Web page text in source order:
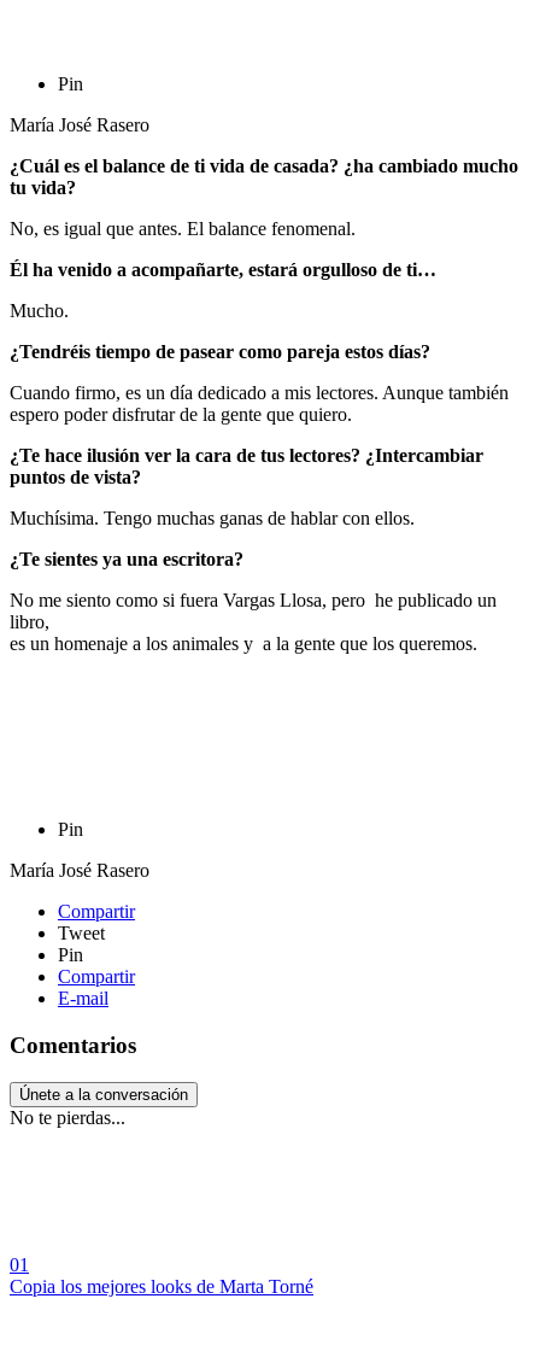
Pin
María José Rasero
¿Cuál es el balance de ti vida de casada? ¿ha cambiado mucho
tu vida?
No, es igual que antes. El balance fenomenal.
Él ha venido a acompañarte, estará orgulloso de ti…
Mucho.
¿Tendréis tiempo de pasear como pareja estos días?
Cuando firmo, es un día dedicado a mis lectores. Aunque también
espero poder disfrutar de la gente que quiero.
¿Te hace ilusión ver la cara de tus lectores? ¿Intercambiar
puntos de vista?
Muchísima. Tengo muchas ganas de hablar con ellos.
¿Te sientes ya una escritora?
No me siento como si fuera Vargas Llosa, pero he publicado un
libro,
es un homenaje a los animales y a la gente que los queremos.
Pin
María José Rasero
Compartir
Tweet
Pin
Compartir
E-mail
Comentarios
Únete a la conversación
No te pierdas...
01
Copia los mejores looks de Marta Torné